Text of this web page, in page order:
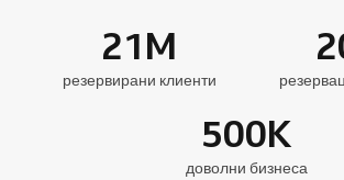
21M
резервирани клиенти
500K
доволни бизнеса